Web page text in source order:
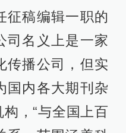
征稿编辑一职的
司名义上是一家
传播公司，但实
国内各大期刊杂
，“与全国上百